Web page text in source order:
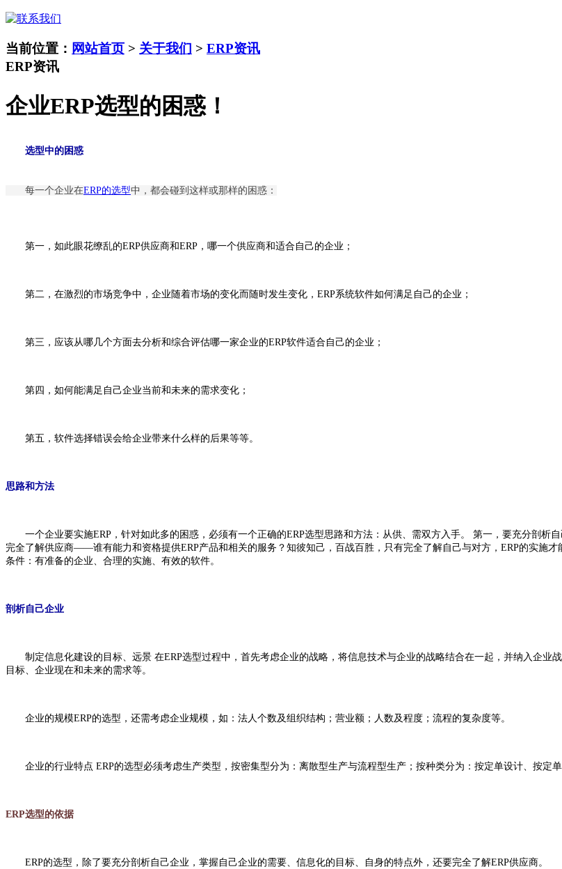
当前位置： 网站首页 > 关于我们 > ERP资讯
ERP资讯
企业ERP选型的困惑！
选型中的困惑
每一个企业在ERP的选型中，都会碰到这样或那样的困惑：
第一，如此眼花缭乱的ERP供应商和ERP，哪一个供应商和适合自己的企业；
第二，在激烈的市场竞争中，企业随着市场的变化而随时发生变化，ERP系统软件如何满足自己的企业；
第三，应该从哪几个方面去分析和综合评估哪一家企业的ERP软件适合自己的企业；
第四，如何能满足自己企业当前和未来的需求变化；
第五，软件选择错误会给企业带来什么样的后果等等。
思路和方法
一个企业要实施ERP，针对如此多的困惑，必须有一个正确的ERP选型思路和方法：从供、需双方入手。 第一，要充分剖
完全了解供应商——谁有能力和资格提供ERP产品和相关的服务？知彼知己，百战百胜，只有完全了解自己与对方，ERP的实施
条件：有准备的企业、合理的实施、有效的软件。
剖析自己企业
制定信息化建设的目标、远景 在ERP选型过程中，首先考虑企业的战略，将信息技术与企业的战略结合在一起，并纳入企业
目标、企业现在和未来的需求等。
企业的规模ERP的选型，还需考虑企业规模，如：法人个数及组织结构；营业额；人数及程度；流程的复杂度等。
企业的行业特点 ERP的选型必须考虑生产类型，按密集型分为：离散型生产与流程型生产；按种类分为：按定单设计、按定单
ERP选型的依据
ERP的选型，除了要充分剖析自己企业，掌握自己企业的需要、信息化的目标、自身的特点外，还要完全了解ERP供应商。